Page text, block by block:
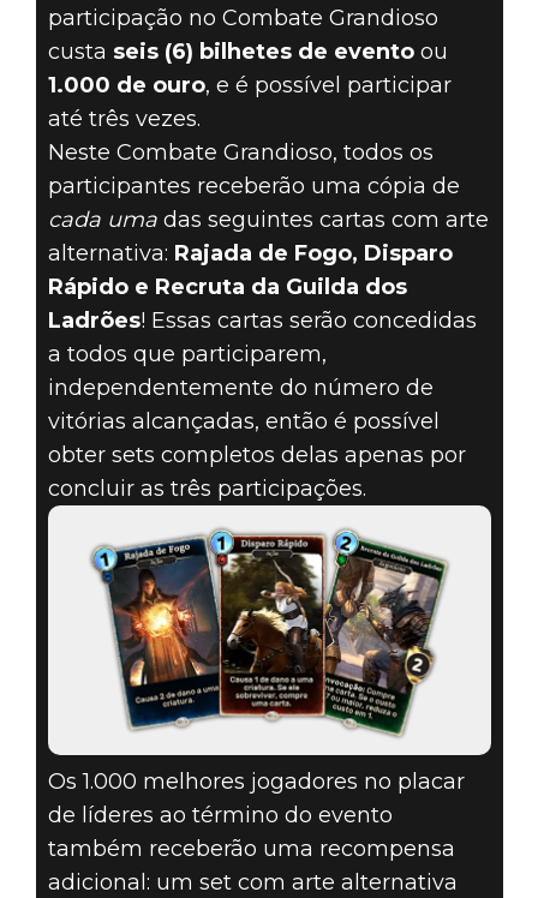
participação no Combate Grandioso
custa seis (6) bilhetes de eventoou
1.000 de ouro, e é possível participar
até três vezes.
Neste Combate Grandioso, todos os
participantes receberão uma cópia de
cada umadas seguintes cartas com arte
alternativa: Rajada de Fogo, Disparo
Rápido e Recruta da Guilda dos
Ladrões! Essas cartas serão concedidas
a todos que participarem,
independentemente do número de
vitórias alcançadas, então é possível
obter sets completos delas apenas por
concluir as três participações.
Os 1.000 melhores jogadores no placar
de líderes ao término do evento
também receberão uma recompensa
adicional: um set com arte alternativa